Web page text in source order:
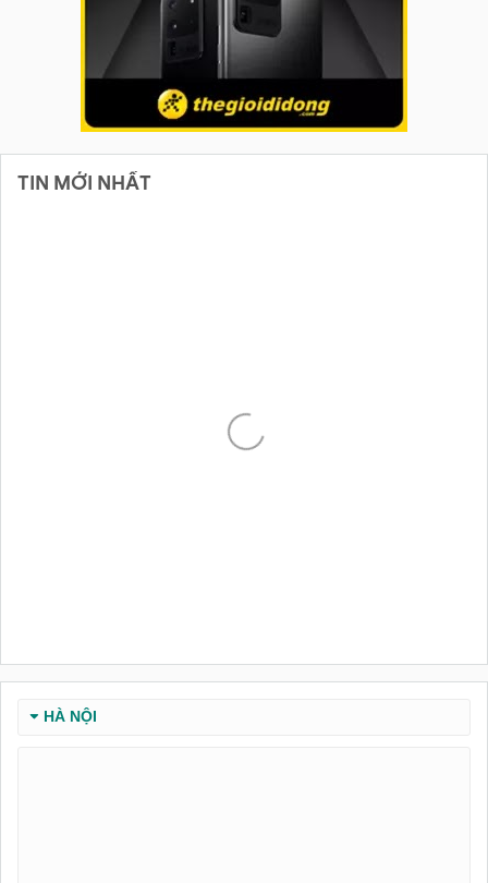
TIN MỚI NHẤT
HÀ NỘI